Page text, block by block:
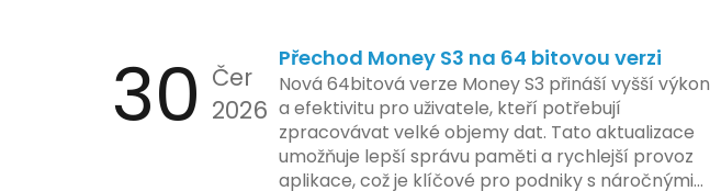
se zaměřuje na pokročilé sledování uživatelských
aktivit, což vyvolalo obavy ohledně soukromí a
ochrany dat uživatelů. Zatímco Apple tvrdí, že
veškeré jejich inovace kladou důraz na bezpečnost
a ochranu spotřebitelů, regulační orgány různých
zemí jsou na pozoru a sledují vývoj celého případu
30 Čer
2026
Přechod Money S3 na 64 bitovou verzi
Nová 64bitová verze Money S3 přináší vyšší výkon
a efektivitu pro uživatele, kteří potřebují
zpracovávat velké objemy dat. Tato aktualizace
umožňuje lepší správu paměti a rychlejší provoz
aplikace, což je klíčové pro podniky s náročnými